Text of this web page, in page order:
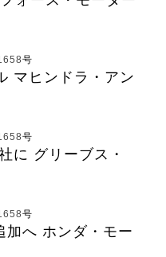
号
マヒンドラ・アン
号
に グリーブス・
号
加へ ホンダ・モー